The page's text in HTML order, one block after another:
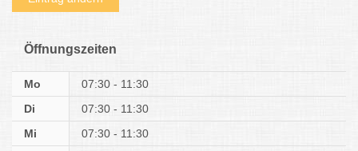
Öffnungszeiten
Mo
07:30 - 11:30
Di
07:30 - 11:30
Mi
07:30 - 11:30